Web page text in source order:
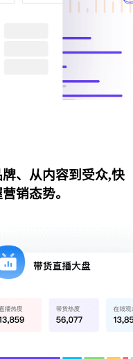
、从内容到受众,快
销态势。